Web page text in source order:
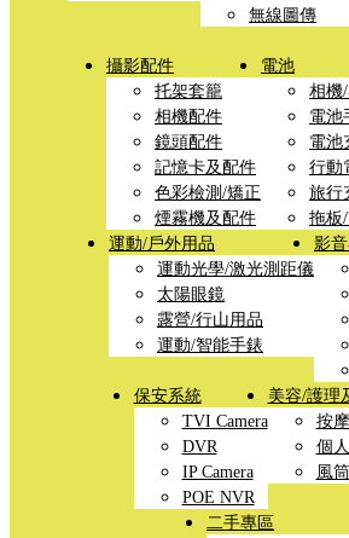
無線圖傳
攝影配件
托架套籠
相機配件
鏡頭配件
記憶卡及配件
色彩檢測/矯正
煙霧機及配件
電池
相機
電池
電池
行動
旅行
拖板
運動/戶外用品
運動光學/激光測距儀
太陽眼鏡
露營/行山用品
運動/智能手錶
影
保安系統
TVI Camera
DVR
IP Camera
POE NVR
美容/護理
按
個
風
二手專區